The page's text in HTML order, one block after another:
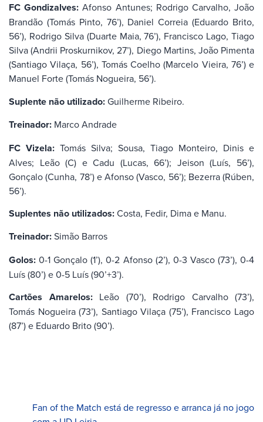
FC Gondizalves: Afonso Antunes; Rodrigo Carvalho, João
Brandão (Tomás Pinto, 76’), Daniel Correia (Eduardo Brito,
56’), Rodrigo Silva (Duarte Maia, 76’), Francisco Lago, Tiago
Silva (Andrii Proskurnikov, 27’), Diego Martins, João Pimenta
(Santiago Vilaça, 56’), Tomás Coelho (Marcelo Vieira, 76’) e
Manuel Forte (Tomás Nogueira, 56’).
Suplente não utilizado:Guilherme Ribeiro.
Treinador: Marco Andrade
FC Vizela: Tomás Silva; Sousa, Tiago Monteiro, Dinis e
Alves; Leão (C) e Cadu (Lucas, 66’); Jeison (Luís, 56’),
Gonçalo (Cunha, 78’) e Afonso (Vasco, 56’); Bezerra (Rúben,
56’).
Suplentes não utilizados:Costa, Fedir, Dima e Manu.
Treinador:Simão Barros
Golos: 0-1 Gonçalo (1’), 0-2 Afonso (2’), 0-3 Vasco (73’), 0-4
Luís (80’) e 0-5 Luís (90’+3’).
Cartões Amarelos:Leão (70’), Rodrigo Carvalho (73’),
Tomás Nogueira (73’), Santiago Vilaça (75’), Francisco Lago
(87’) e Eduardo Brito (90’).
Fan of the Match está de regresso e arranca já no jogo